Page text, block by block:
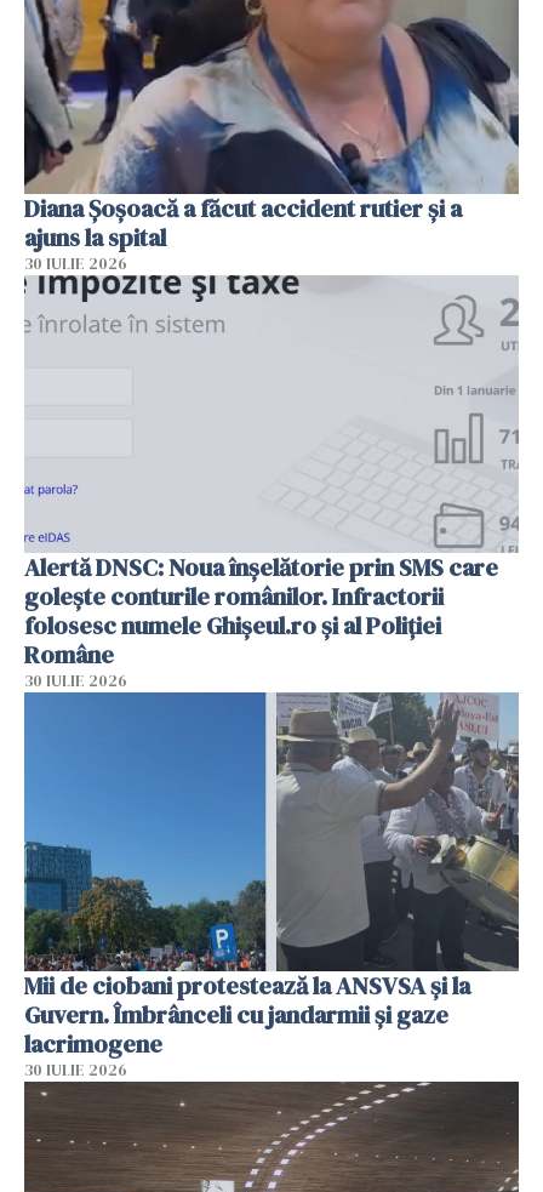
Diana Șoșoacă a făcut accident rutier și a
ajuns la spital
30 IULIE 2026
Alertă DNSC: Noua înșelătorie prin SMS care
golește conturile românilor. Infractorii
folosesc numele Ghișeul.ro și al Poliției
Române
30 IULIE 2026
Mii de ciobani protestează la ANSVSA și la
Guvern. Îmbrânceli cu jandarmii și gaze
lacrimogene
30 IULIE 2026